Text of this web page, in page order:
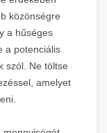
közönségre
a hűséges
a potenciális
szól. Ne töltse
amelyet